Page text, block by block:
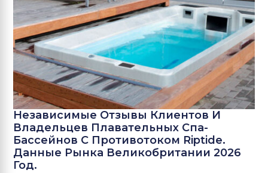
Независимые Отзывы Клиентов И
Владельцев Плавательных Спа-
Бассейнов С Противотоком Riptide.
Данные Рынка Великобритании 2026
Год.